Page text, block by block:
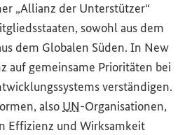
„Allianz der Unterstützer“
sowohl aus dem
dem Globalen Süden. In New
auf gemeinsame Prioritäten bei
verständigen.
also UN-Organisationen,
Effizienz und Wirksamkeit